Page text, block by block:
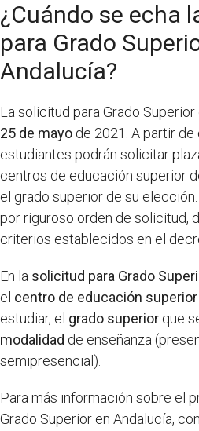
¿Cuándo se echa
para Grado
Andalucía?
La solicitud para Grado Superior
25 de mayo de 2021. A partir de
estudiantes podrán solicitar
centros de educación superior
el grado superior de su
por riguroso orden de solicitud,
criterios establecidos en el
En la solicitud para Grado
el centro de educación superior
estudiar, el grado superior que
modalidad de enseñanza
semipresencial).
Para más información sobre el
Grado Superior en Andalucía,